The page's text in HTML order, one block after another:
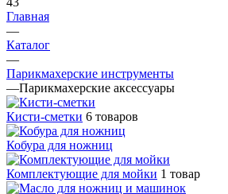
Главная
—
Каталог
—
Парикмахерские инструменты
—Парикмахерские аксессуары
Кисти-сметки 6 товаров
Кобура для ножниц
Комплектующие для мойки 1 товар